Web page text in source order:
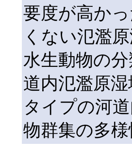
要度が高か
くない氾濫
水生動物の
道内氾濫原
タイプの河
物群集の多